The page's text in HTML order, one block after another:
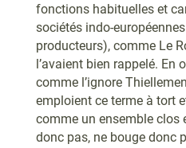
fonctions habituelles et
sociétés indo-
producteurs), comme Le
l’avaient bien rappelé. En
comme l’ignore
emploient ce terme à tort
comme un ensemble clos
donc pas, ne bouge donc